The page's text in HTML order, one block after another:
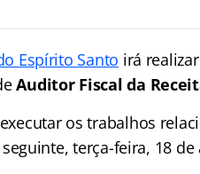
Espírito Santo irá
Auditor Fiscal da
os trabalhos
terça-feira, 18 de